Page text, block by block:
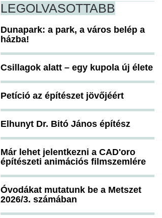
LEGOLVASOTTABB
Dunapark: a park, a város belép a
házba!
Csillagok alatt – egy kupola új élete
Petíció az építészet jövőjéért
Elhunyt Dr. Bitó János építész
Már lehet jelentkezni a CAD'oro
építészeti animációs filmszemlére
Óvodákat mutatunk be a Metszet
2026/3. számában